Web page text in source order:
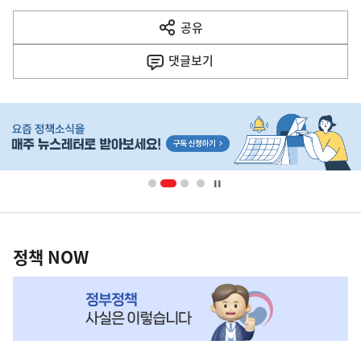
다
음
공유
열
기
댓글보기
단
영
책
NOW,
정책 NOW